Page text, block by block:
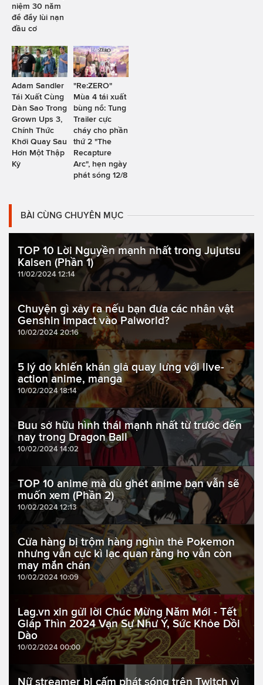
niệm 30 năm
để đẩy lùi nạn
đầu cơ
Adam Sandler
Tái Xuất Cùng
Dàn Sao Trong
Grown Ups 3,
Chính Thức
Khởi Quay Sau
Hơn Một Thập
Kỷ
"Re:ZERO"
Mùa 4 tái xuất
bùng nổ: Tung
Trailer cực
cháy cho phần
thứ 2 "The
Recapture
Arc", hẹn ngày
phát sóng 12/8
BÀI CÙNG CHUYÊN MỤC
TOP 10 Lời Nguyền mạnh nhất trong Jujutsu
Kaisen (Phần 1)
11/02/2024 12:14
Chuyện gì xảy ra nếu bạn đưa các nhân vật
Genshin Impact vào Palworld?
10/02/2024 20:16
5 lý do khiến khán giả quay lưng với live-
action anime, manga
10/02/2024 18:14
Buu sở hữu hình thái mạnh nhất từ trước đến
nay trong Dragon Ball
10/02/2024 14:02
TOP 10 anime mà dù ghét anime bạn vẫn sẽ
muốn xem (Phần 2)
10/02/2024 12:13
Cửa hàng bị trộm hàng nghìn thẻ Pokemon
nhưng vẫn cực kì lạc quan rằng họ vẫn còn
may mắn chán
10/02/2024 10:09
Lag.vn xin gửi lời Chúc Mừng Năm Mới - Tết
Giáp Thìn 2024 Vạn Sự Như Ý, Sức Khỏe Dồi
Dào
10/02/2024 00:00
Nữ streamer bị cấm phát sóng trên Twitch vì